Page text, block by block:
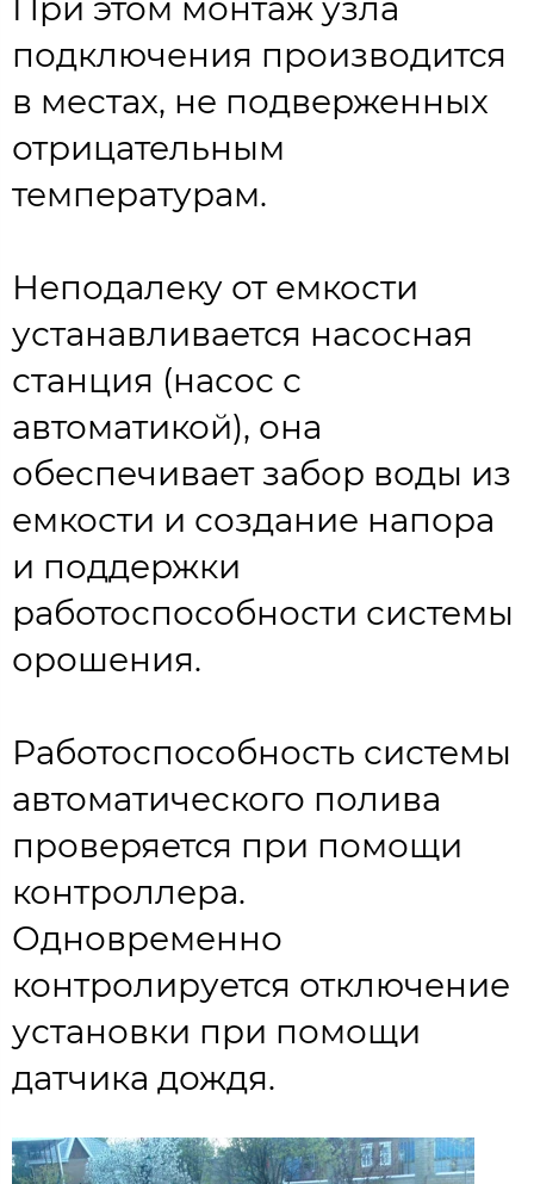
При этом монтаж узла
подключения производится
в местах, не подверженных
отрицательным
температурам.
Неподалеку от емкости
устанавливается насосная
станция (насос с
автоматикой), она
обеспечивает забор воды из
емкости и создание напора
и поддержки
работоспособности системы
орошения.
Работоспособность системы
автоматического полива
проверяется при помощи
контроллера.
Одновременно
контролируется отключение
установки при помощи
датчика дождя.